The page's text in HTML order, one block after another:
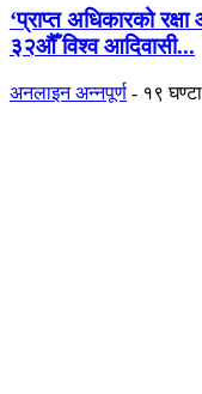
‘प्राप्त अधिकारको
३२औँ विश्व आदिवासी...
अनलाइन अन्नपूर्ण - १९